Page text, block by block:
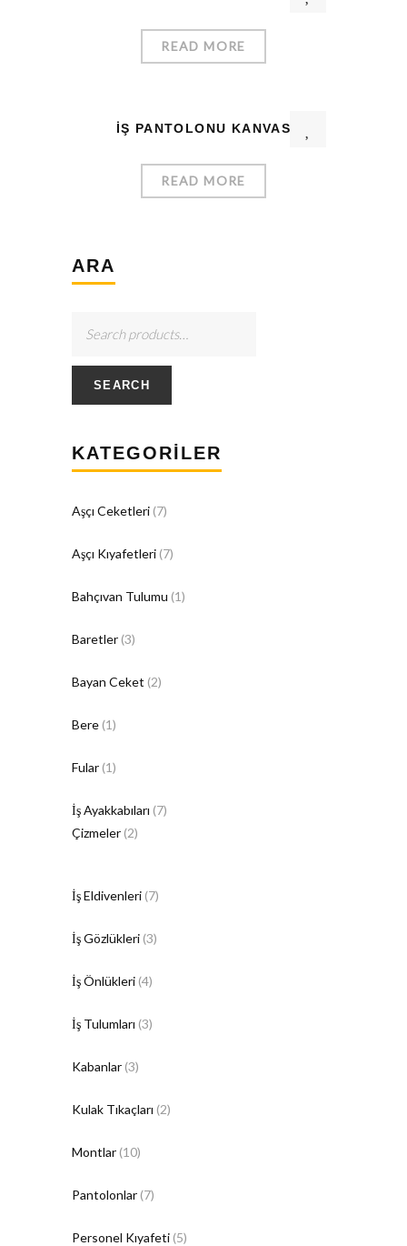
READ MORE
İŞ PANTOLONU KANVAS
READ MORE
ARA
SEARCH
KATEGORILER
Aşçı Ceketleri (7)
Aşçı Kıyafetleri (7)
Bahçıvan Tulumu (1)
Baretler (3)
Bayan Ceket (2)
Bere (1)
Fular (1)
İş Ayakkabıları (7)
Çizmeler (2)
İş Eldivenleri (7)
İş Gözlükleri (3)
İş Önlükleri (4)
İş Tulumları (3)
Kabanlar (3)
Kulak Tıkaçları (2)
Montlar (10)
Pantolonlar (7)
Personel Kıyafeti (5)